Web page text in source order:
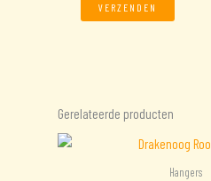
Gerelateerde producten
Hangers